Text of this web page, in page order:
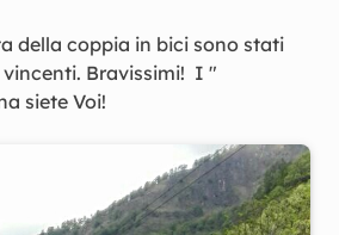
della coppia in bici sono stati
Bravissimi! I "
siete Voi!